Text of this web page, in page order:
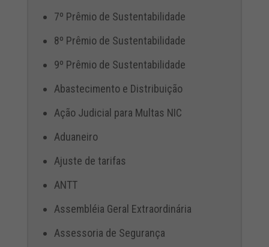
7º Prêmio de Sustentabilidade
8º Prêmio de Sustentabilidade
9º Prêmio de Sustentabilidade
Abastecimento e Distribuição
Ação Judicial para Multas NIC
Aduaneiro
Ajuste de tarifas
ANTT
Assembléia Geral Extraordinária
Assessoria de Segurança